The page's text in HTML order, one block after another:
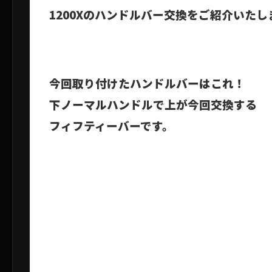
1200Xのハンドルバー交換をご紹介いたし
今回取り付けたハンドルバーはこれ！
下ノーマルハンドルで上が今回交換する
フィフティーバーです。